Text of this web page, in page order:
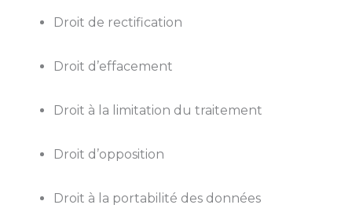
Droit de rectification
Droit d’effacement
Droit à la limitation du traitement
Droit d’opposition
Droit à la portabilité des données